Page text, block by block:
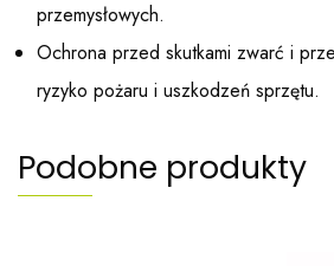
przemysłowych.
Ochrona przed skutkami zwarć i
ryzyko pożaru i uszkodzeń sprzętu.
Podobne produkty